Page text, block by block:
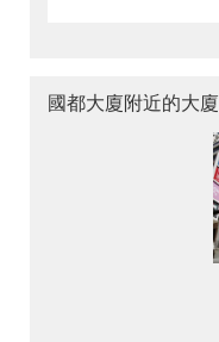
國都大廈附近的大廈